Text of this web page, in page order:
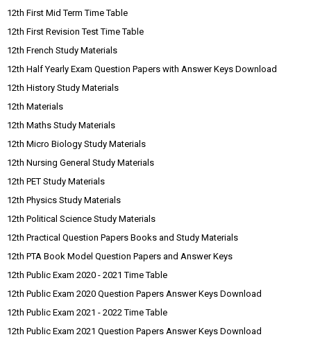
12th First Mid Term Time Table
12th First Revision Test Time Table
12th French Study Materials
12th Half Yearly Exam Question Papers with Answer Keys Download
12th History Study Materials
12th Materials
12th Maths Study Materials
12th Micro Biology Study Materials
12th Nursing General Study Materials
12th PET Study Materials
12th Physics Study Materials
12th Political Science Study Materials
12th Practical Question Papers Books and Study Materials
12th PTA Book Model Question Papers and Answer Keys
12th Public Exam 2020 - 2021 Time Table
12th Public Exam 2020 Question Papers Answer Keys Download
12th Public Exam 2021 - 2022 Time Table
12th Public Exam 2021 Question Papers Answer Keys Download